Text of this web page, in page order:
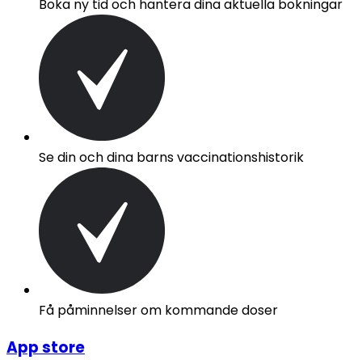
Boka ny tid och hantera dina aktuella bokningar
Se din och dina barns vaccinationshistorik​
Få påminnelser om kommande doser
App store